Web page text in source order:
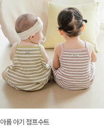
아롬 아기 점프수트